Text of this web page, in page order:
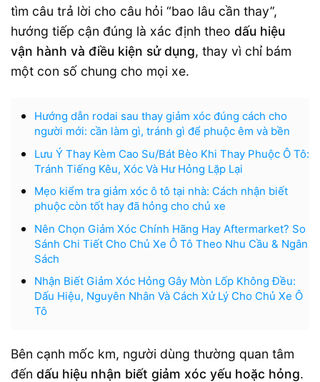
tìm câu trả lời cho câu hỏi “bao lâu cần thay”,
hướng tiếp cận đúng là xác định theo dấu hiệu
vận hành và điều kiện sử dụng, thay vì chỉ bám
một con số chung cho mọi xe.
Hướng dẫn rodai sau thay giảm xóc đúng cách cho
người mới: cần làm gì, tránh gì để phuộc êm và bền
Lưu Ý Thay Kèm Cao Su/Bát Bèo Khi Thay Phuộc Ô Tô:
Tránh Tiếng Kêu, Xóc Và Hư Hỏng Lặp Lại
Mẹo kiểm tra giảm xóc ô tô tại nhà: Cách nhận biết
phuộc còn tốt hay đã hỏng cho chủ xe
Nên Chọn Giảm Xóc Chính Hãng Hay Aftermarket? So
Sánh Chi Tiết Cho Chủ Xe Ô Tô Theo Nhu Cầu & Ngân
Sách
Nhận Biết Giảm Xóc Hỏng Gây Mòn Lốp Không Đều:
Dấu Hiệu, Nguyên Nhân Và Cách Xử Lý Cho Chủ Xe Ô
Tô
Bên cạnh mốc km, người dùng thường quan tâm
đến dấu hiệu nhận biết giảm xóc yếu hoặc hỏng.